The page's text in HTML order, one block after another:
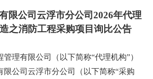
限公司云浮市分公司2026年代理
之消防工程采购项目询比公告
管理有限公司（以下简称“代理机构”）
限公司云浮市分公司（以下简称“采购